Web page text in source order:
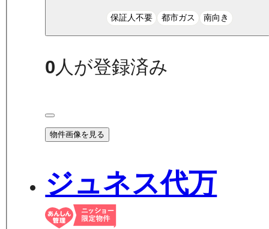
保証人不要 都市ガス 南向き
0 人が登録済み
物件画像を見る
ジュネス代万